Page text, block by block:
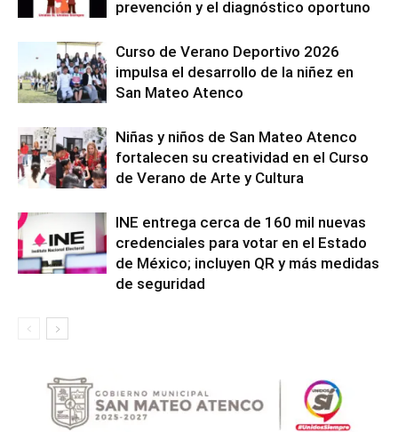
prevención y el diagnóstico oportuno
Curso de Verano Deportivo 2026
impulsa el desarrollo de la niñez en
San Mateo Atenco
Niñas y niños de San Mateo Atenco
fortalecen su creatividad en el Curso
de Verano de Arte y Cultura
INE entrega cerca de 160 mil nuevas
credenciales para votar en el Estado
de México; incluyen QR y más medidas
de seguridad